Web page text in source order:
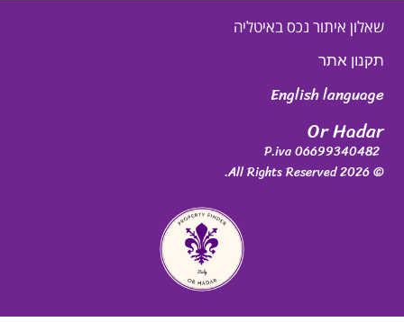
שאלון איתור נכס באיטליה
תקנון אתר
English language
Or Hadar
P.iva 06699340482
© 2026 All Rights Reserved.